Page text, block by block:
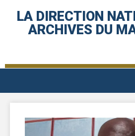
LA DIRECTION
ARCHIVES DU